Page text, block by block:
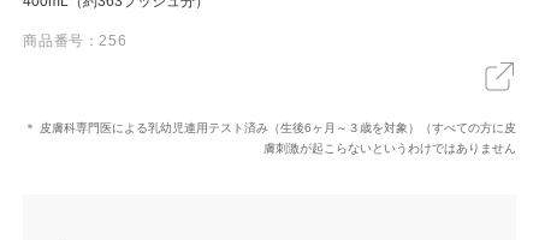
商品番号：256
＊ 皮膚科専門医による乳幼児連用テスト済み（生後6ヶ月～３歳を対象）（すべての方に皮
膚刺激が起こらないというわけではありません